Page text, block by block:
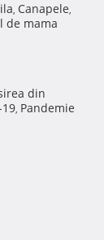
, Canapele,
de mama
din
, Pandemie